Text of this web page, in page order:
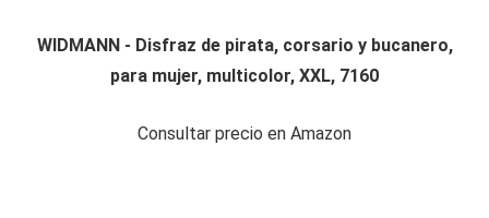
WIDMANN - Disfraz de pirata, corsario y bucanero,
para mujer, multicolor, XXL, 7160
Consultar precio en Amazon